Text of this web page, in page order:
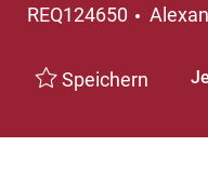
REQ124650
Ort
Speichern